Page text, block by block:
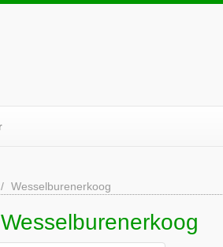
Wesselburenerkoog